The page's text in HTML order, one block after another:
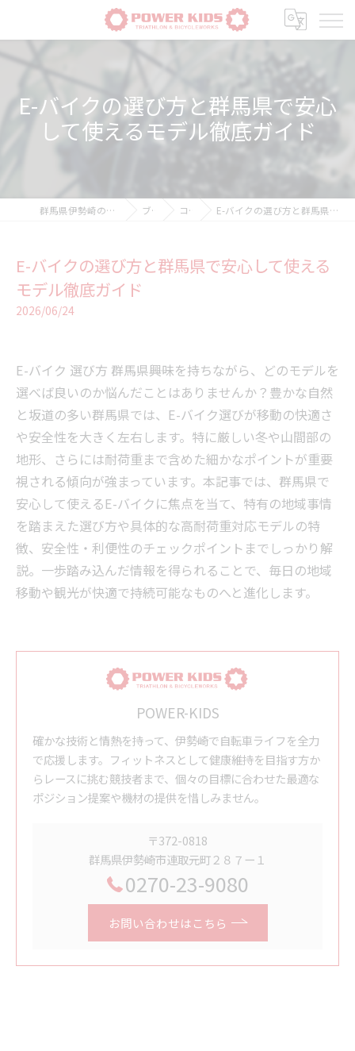
E-バイクの選び方と群馬県で安心
して使えるモデル徹底ガイド
群馬県伊勢崎の自転車ならPOWER-KIDS ブログ コラム E-バイクの選び方と群馬県で安心して使えるモデル徹底ガイド
E-バイクの選び方と群馬県で安心して使える
モデル徹底ガイド
2026/06/24
E-バイク 選び方 群馬県――興味を持ちながら、どのモデルを
選べば良いのか悩んだことはありませんか？豊かな自然
と坂道の多い群馬県では、E-バイク選びが移動の快適さ
や安全性を大きく左右します。特に厳しい冬や山間部の
地形、さらには耐荷重まで含めた細かなポイントが重要
視される傾向が強まっています。本記事では、群馬県で
安心して使えるE-バイクに焦点を当て、特有の地域事情
を踏まえた選び方や具体的な高耐荷重対応モデルの特
徴、安全性・利便性のチェックポイントまでしっかり解
説。一歩踏み込んだ情報を得られることで、毎日の地域
移動や観光が快適で持続可能なものへと進化します。
POWER-KIDS
確かな技術と情熱を持って、伊勢崎で自転車ライフを全力
で応援します。フィットネスとして健康維持を目指す方か
らレースに挑む競技者まで、個々の目標に合わせた最適な
ポジション提案や機材の提供を惜しみません。
〒372-0818
群馬県伊勢崎市連取元町２８７ー１
0270-23-9080
お問い合わせはこちら